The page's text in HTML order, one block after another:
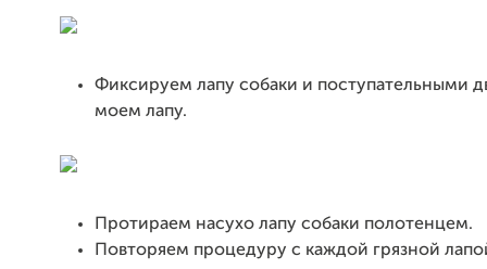
Фиксируем лапу собаки и поступательными
моем лапу.
Протираем насухо лапу собаки полотенцем.
Повторяем процедуру с каждой грязной